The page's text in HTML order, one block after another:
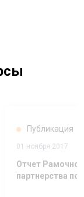
и
Публикация
01 ноября 2017
Отчет
партнерства по